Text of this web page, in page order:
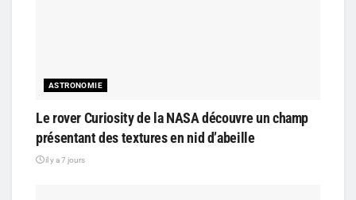
ASTRONOMIE
Le rover Curiosity de la NASA découvre un champ
présentant des textures en nid d’abeille
il y a 7 jours